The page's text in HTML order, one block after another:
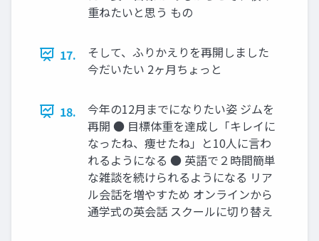
重ねたいと思う もの
17.
そして、ふりかえりを再開しました
今だいたい 2ヶ月ちょっと
18.
今年の12月までになりたい姿 ジムを
再開 ● 目標体重を達成し「キレイに
なったね、痩せたね」と10人に言わ
れるようになる ● 英語で２時間簡単
な雑談を続けられるようになる リア
ル会話を増やすため オンラインから
通学式の英会話 スクールに切り替え